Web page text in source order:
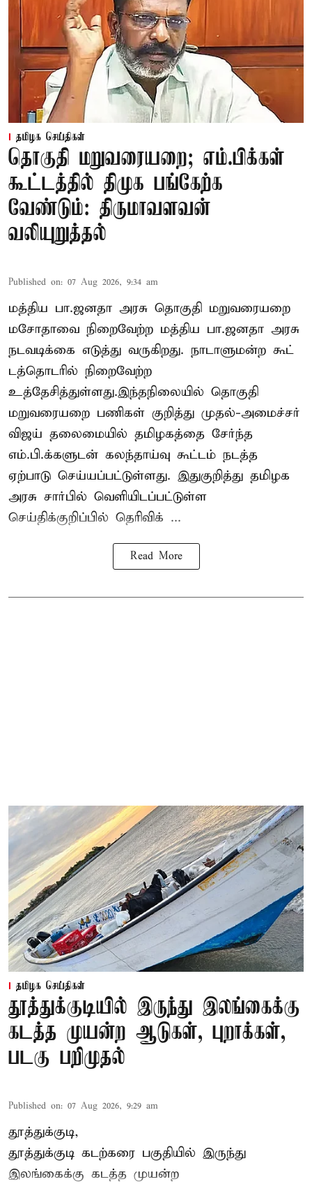
தமிழக செய்திகள்
தொகுதி மறுவரையறை; எம்.பிக்கள்
கூட்டத்தில் திமுக பங்கேற்க
வேண்டும்: திருமாவளவன்
வலியுறுத்தல்
Published on: 07 Aug 2026, 9:34 am
மத்திய பா.ஜனதா அரசு தொகுதி மறுவரையறை
மசோதாவை நிறைவேற்ற மத்திய பா.ஜனதா அரசு
நடவடிக்கை எடுத்து வருகிறது. நாடாளுமன்ற கூட்
டத்தொடரில் நிறைவேற்ற
உத்தேசித்துள்ளது.இந்தநிலையில் தொகுதி
மறுவரையறை பணிகள் குறித்து முதல்-அமைச்சர்
விஜய் தலைமையில் தமிழகத்தை சேர்ந்த
எம்.பி.க்களுடன் கலந்தாய்வு கூட்டம் நடத்த
ஏற்பாடு செய்யப்பட்டுள்ளது. இதுகுறித்து தமிழக
அரசு சார்பில் வெளியிடப்பட்டுள்ள
செய்திக்குறிப்பில் தெரிவிக் ...
Read More
தமிழக செய்திகள்
தூத்துக்குடியில் இருந்து இலங்கைக்கு
கடத்த முயன்ற ஆடுகள், புறாக்கள்,
படகு பறிமுதல்
Published on: 07 Aug 2026, 9:29 am
தூத்துக்குடி,
தூத்துக்குடி கடற்கரை பகுதியில் இருந்து
இலங்கைக்கு கடத்த முயன்ற